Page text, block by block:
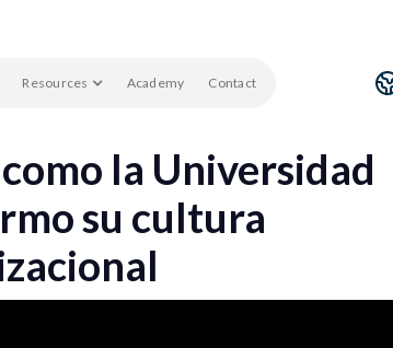
Resources Academy Contact
la Universidad
su cultura